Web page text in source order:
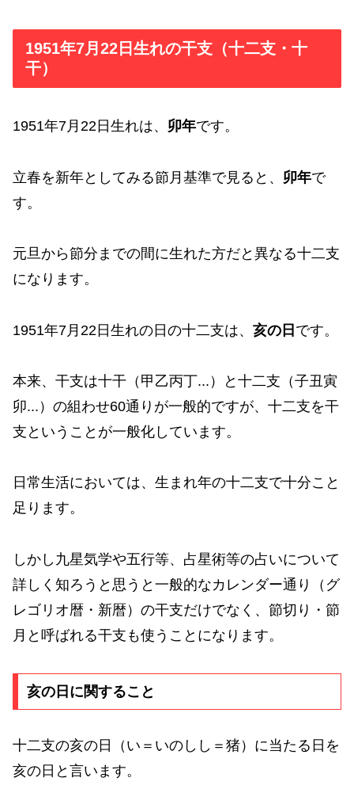
1951年7月22日生れの干支（十二支・十
干）
1951年7月22日生れは、 卯年です。
立春を新年としてみる節月基準で見ると、 卯年で
す。
元旦から節分までの間に生れた方だと異なる十二支
になります。
1951年7月22日生れの日の十二支は、 亥の日 です。
本来、干支は十干（甲乙丙丁...）と十二支（子丑寅
卯...）の組わせ60通りが一般的ですが、十二支を干
支ということが一般化しています。
日常生活においては、生まれ年の十二支で十分こと
足ります。
しかし九星気学や五行等、占星術等の占いについて
詳しく知ろうと思うと一般的なカレンダー通り（グ
レゴリオ暦・新暦）の干支だけでなく、節切り・節
月と呼ばれる干支も使うことになります。
亥の日に関すること
十二支の亥の日（い＝いのしし＝猪）に当たる日を
亥の日と言います。